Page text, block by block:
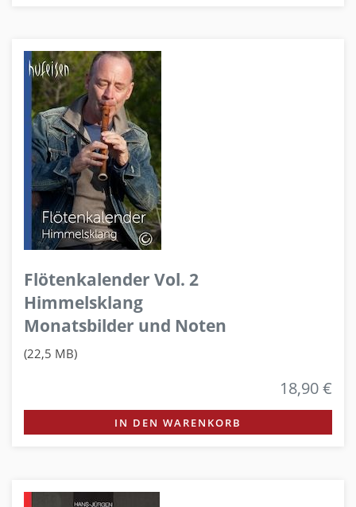
Flötenkalender Vol. 2
Himmelsklang
Monatsbilder und Noten
(22,5 MB)
18,90 €
IN DEN WARENKORB